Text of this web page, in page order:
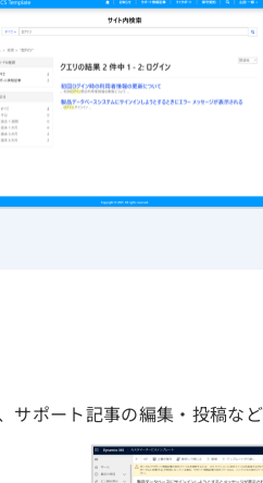
ポート記事の編集・投稿など